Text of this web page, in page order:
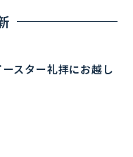
スター礼拝にお越し